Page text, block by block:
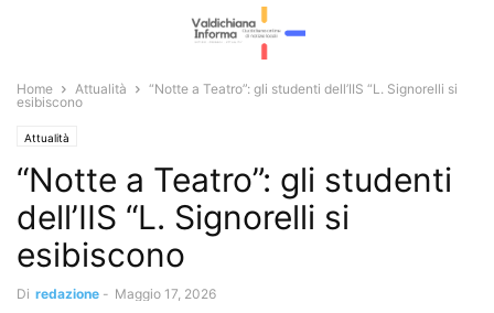
Home Attualità
“Notte a Teatro”: gli studenti dell’IIS “L. Signorelli si
esibiscono
Attualità
“Notte a Teatro”: gli studenti
dell’IIS “L. Signorelli si
esibiscono
Di redazione - Maggio 17, 2026